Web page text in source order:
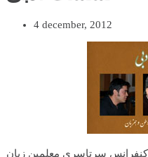
4 december, 2012
ی کنفرانس سرتاسری معلمین زبان